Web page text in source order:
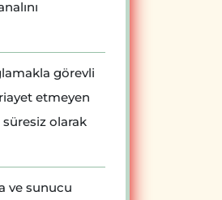
görevli
etmeyen
süresiz olarak
ve sunucu